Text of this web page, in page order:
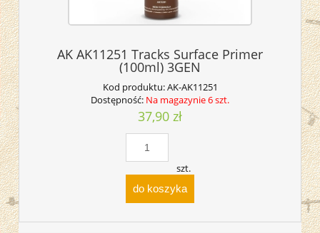
AK AK11251 Tracks Surface Primer
(100ml) 3GEN
Kod produktu:AK-AK11251
Dostępność: Na magazynie 6 szt.
37,90 zł
szt.
do koszyka